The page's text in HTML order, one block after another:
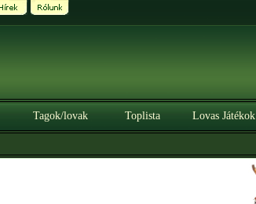
Tagok/lovak Toplista Lovas Játékok